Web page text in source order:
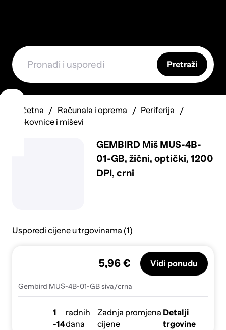
Pretraži
Početna Računala i oprema
Periferija
Tipkovnice i miševi
GEMBIRD Miš MUS-4B-
01-GB, žični, optički, 1200
DPI, crni
Usporedi cijene u trgovinama (1)
Gembird MUS-4B-01-GB siva/crna
5,96 € Vidi ponudu
1
-14
radnih
dana
Zadnja promjena
cijene
Detalji
trgovine